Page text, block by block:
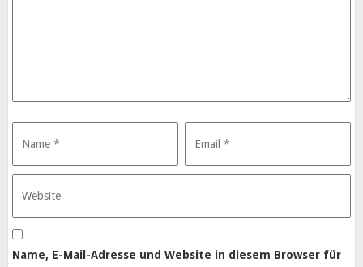
Name, E-Mail-Adresse und Website in diesem Browser für